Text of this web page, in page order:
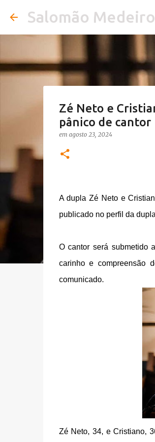
Salomão
Zé Neto e
pânico de cantor
em agosto 23, 2024
A dupla Zé Neto e
publicado no perfil da
O cantor será submetido
carinho e compreensão
comunicado.
Zé Neto, 34, e Cristiano,